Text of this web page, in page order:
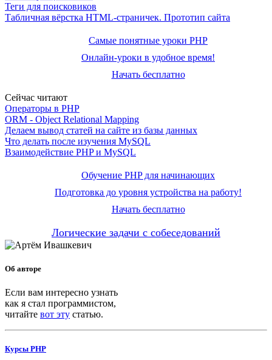
Теги для поисковиков
Табличная вёрстка HTML-страничек. Прототип сайта
Самые понятные уроки PHP
Онлайн-уроки в удобное время!
Начать бесплатно
Сейчас читают
Операторы в PHP
ORM - Object Relational Mapping
Делаем вывод статей на сайте из базы данных
Что делать после изучения MySQL
Взаимодействие PHP и MySQL
Обучение PHP для начинающих
Подготовка до уровня устройства на работу!
Начать бесплатно
Логические задачи с собеседований
Об авторе
Если вам интересно узнать
как я стал программистом,
читайте вот эту статью.
Курсы PHP